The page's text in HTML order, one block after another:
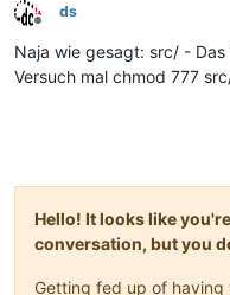
Offline
ds
Naja wie gesagt: src/ -
Versuch mal chmod 777
Hello! It looks like
conversation, but you
Getting fed up of